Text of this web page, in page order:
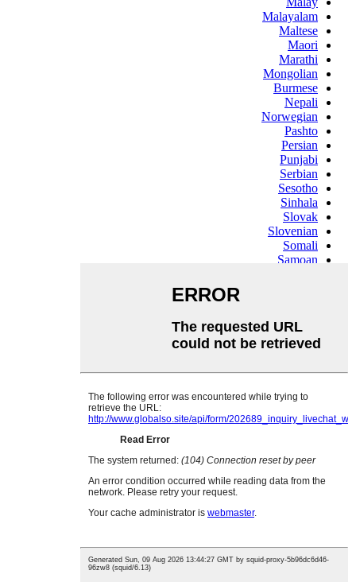
Malayalam
Maltese
Maori
Marathi
Mongolian
Burmese
Nepali
Norwegian
Pashto
Persian
Punjabi
Serbian
Sesotho
Sinhala
Slovak
Slovenian
Somali
Samoan
Swahili
Tajik
Telugu
Ukrainian
Urdu
Welsh
Xhosa
Tatar
Oriya